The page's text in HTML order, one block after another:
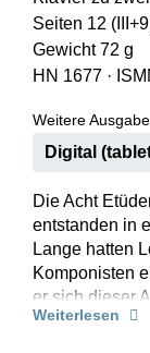
Seiten 12
Gewicht 72 g
HN 1677 ·
Weitere
Digital
Die Acht
entstanden in
Lange hatten
Komponisten
er sich dieser
ab 1903
Weiterlesen